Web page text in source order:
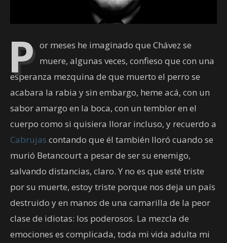
P or meses he imaginado que Chávez se
muere, algunas veces, confieso que con una
esperanza mezquina de que muerto el perro se
acabara la rabia y sin embargo, heme acá, con un
sabor amargo en la boca, con un temblor en el
cuerpo como si quisiera llorar incluso, y recuerdo a
Cabrujas contando que él también lloró cuando se
murió Betancourt a pesar de ser su enemigo,
salvando distancias, claro. Y no es que esté triste
por su muerte, estoy triste porque nos deja un país
destruido y en manos de una camarilla de la peor
clase de idiotas: los poderosos. La mezcla de
emociones es complicada, toda mi vida adulta mi